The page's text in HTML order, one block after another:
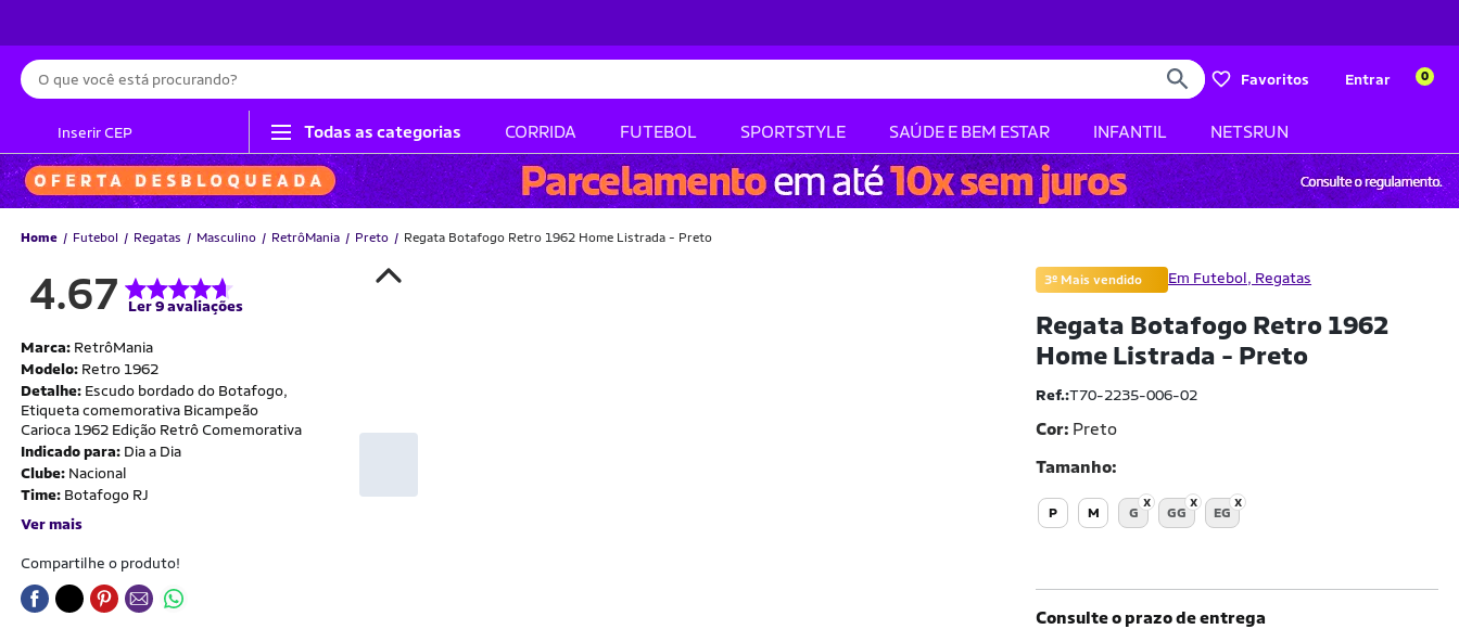
Busca
Favoritos Entrar 0
Inserir CEP Todas as categorias CORRIDA FUTEBOL SPORTSTYLE SAÚDE E BEM ESTAR INFANTIL NETSRUN
Home Futebol Regatas Masculino RetrôMania Preto Regata Botafogo Retro 1962 Home Listrada - Preto
4.67 Ler 9 avaliações
Marca: RetrôMania
Modelo: Retro 1962
Detalhe: Escudo bordado do Botafogo,
Etiqueta comemorativa Bicampeão
Carioca 1962 Edição Retrô Comemorativa
Indicado para: Dia a Dia
Clube: Nacional
Time: Botafogo RJ
Ver mais
Compartilhe o produto!
3º Mais vendido Em Futebol, Regatas
Regata Botafogo Retro 1962
Home Listrada - Preto
Ref.:T70-2235-006-02
Cor: Preto
Tamanho
P M G GG EG
Consulte o prazo de entrega